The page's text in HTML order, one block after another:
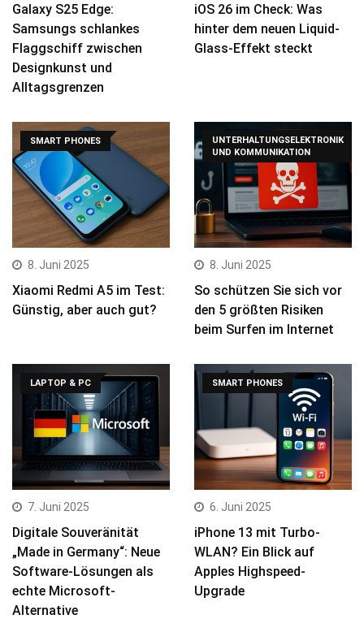
Galaxy S25 Edge:
Samsungs schlankes
Flaggschiff zwischen
Designkunst und
Alltagsgrenzen
iOS 26 im Check: Was
hinter dem neuen Liquid-
Glass-Effekt steckt
SMART PHONES
8. Juni 2025
Xiaomi Redmi A5 im Test:
Günstig, aber auch gut?
UNTERHALTUNGSELEKTRONIK
UND KOMMUNIKATION
8. Juni 2025
So schützen Sie sich vor
den 5 größten Risiken
beim Surfen im Internet
LAPTOP & PC
7. Juni 2025
Digitale Souveränität
„Made in Germany“: Neue
Software-Lösungen als
echte Microsoft-
Alternative
SMART PHONES
6. Juni 2025
iPhone 13 mit Turbo-
WLAN? Ein Blick auf
Apples Highspeed-
Upgrade